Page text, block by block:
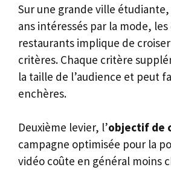
Sur une grande ville étudiante,
ans intéressés par la mode,
restaurants implique de
critères. Chaque critère
la taille de l’audience et peut
enchères.
Deuxième levier, l’objectif de
campagne optimisée pour la
vidéo coûte en général moins